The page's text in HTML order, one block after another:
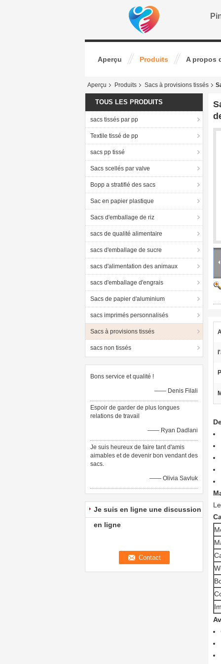
Aperçu Produits A propos
Aperçu Produits Sacs à provisions tissés
TOUS LES PRODUITS
sacs tissés par pp
Textile tissé de pp
sacs pp tissé
Sacs scellés par valve
Bopp a stratifié des sacs
Sac en papier plastique
Sacs d'emballage de riz
sacs de qualité alimentaire
sacs d'emballage de sucre
sacs d'alimentation des animaux
sacs d'emballage d'engrais
Sacs de papier d'aluminium
sacs imprimés personnalisés
Sacs à provisions tissés
sacs non tissés
Bons service et qualité !
—— Denis Filali
Espoir de garder de plus longues
relations de travail
—— Ryan Dadlani
Je suis heureux de faire tant d'amis
aimables et de devenir bon vendant des
sacs.
—— Olivia Savluk
Je suis en ligne une discussion
en ligne